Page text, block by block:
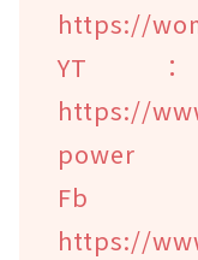
https://
YT
https://
power
https://